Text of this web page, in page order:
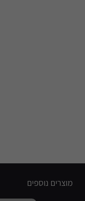
מוצרים נוספים